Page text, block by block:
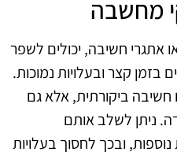
מחשבה
חשיבה, יכולים לשפר
קצר ובעלויות נמוכות.
ביקורתית, אלא גם
ניתן לשלב אותם
נוספות, ובכך לחסוך בעלויות